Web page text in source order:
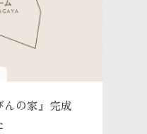
んの家』完成